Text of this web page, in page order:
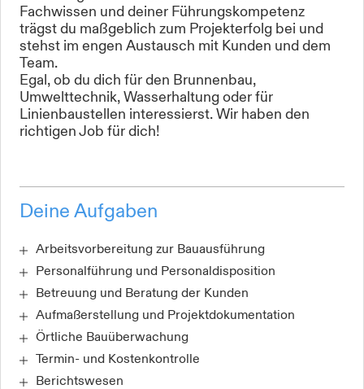
Fachwissen und deiner Führungskompetenz
trägst du maßgeblich zum Projekterfolg bei und
stehst im engen Austausch mit Kunden und dem
Team.
Egal, ob du dich für den Brunnenbau,
Umwelttechnik, Wasserhaltung oder für
Linienbaustellen interessierst. Wir haben den
richtigen Job für dich!
Deine Aufgaben
Arbeitsvorbereitung zur Bauausführung
Personalführung und Personaldisposition
Betreuung und Beratung der Kunden
Aufmaßerstellung und Projektdokumentation
Örtliche Bauüberwachung
Termin- und Kostenkontrolle
Berichtswesen